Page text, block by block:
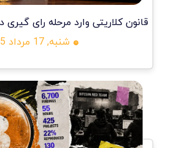
قانون کلاریتی وارد مرحله رای
شنبه, 17 مرداد 05